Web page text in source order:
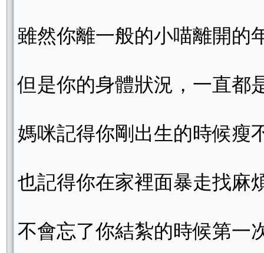
雖然你離一般的小喵離開的
但是你的身體狀況，一直都
媽咪記得你剛出生的時候瘦
也記得你在家裡面暴走找麻
不會忘了你結紮的時候第一